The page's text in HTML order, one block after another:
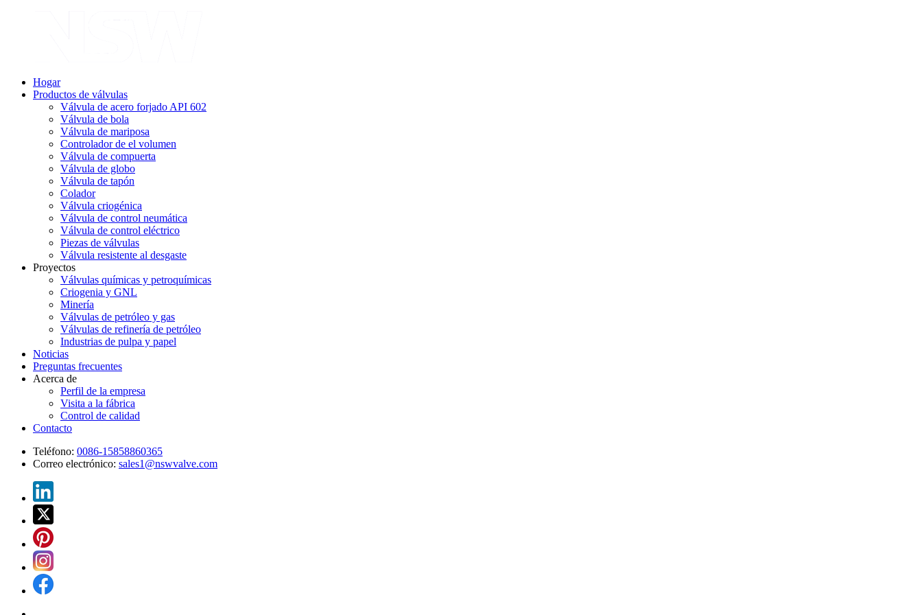
Hogar
Productos de válvulas
Válvula de acero forjado API 602
Válvula de bola
Válvula de mariposa
Controlador de el volumen
Válvula de compuerta
Válvula de globo
Válvula de tapón
Colador
Válvula criogénica
Válvula de control neumática
Válvula de control eléctrico
Piezas de válvulas
Válvula resistente al desgaste
Proyectos
Válvulas químicas y petroquímicas
Criogenia y GNL
Minería
Válvulas de petróleo y gas
Válvulas de refinería de petróleo
Industrias de pulpa y papel
Noticias
Preguntas frecuentes
Acerca de
Perfil de la empresa
Visita a la fábrica
Control de calidad
Contacto
Teléfono: 0086-15858860365
Correo electrónico: sales1@nswvalve.com